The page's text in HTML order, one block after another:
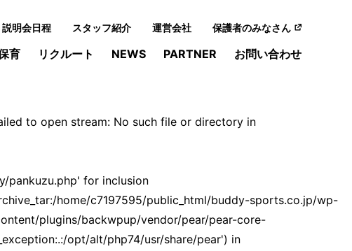
説明会日程 スタッフ紹介 運営会社 保護者のみなさん
育 リクルート NEWS PARTNER お問い合わせ
to open stream: No such file or directory in
pankuzu.php' for inclusion
home/c7197595/public_html/buddy-sports.co.jp/wp-
plugins/backwpup/vendor/pear/pear-core-
opt/alt/php74/usr/share/pear') in